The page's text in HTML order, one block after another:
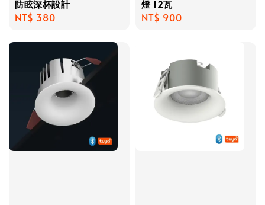
防眩深杯設計
Regular
NT$ 380
燈 12瓦
Regular
NT$ 900